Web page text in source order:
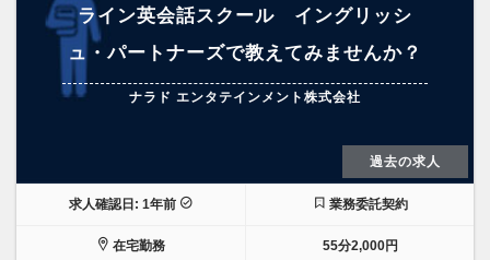
ライン英会話スクール イングリッシ
ュ・パートナーズで教えてみませんか？
ナラド エンタテインメント株式会社
過去の求人
求人確認日: 1年前 業務委託契約
在宅勤務 55分2,000円